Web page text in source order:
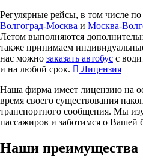
Регулярные рейсы, в том числе
Волгоград-Москва и Москва-
Летом выполняются
также принимаем
нас можно заказать автобус с
и на любой срок.
Лицензия
Наша фирма имеет лицензию на
время своего существования
транспортного сообщения. Мы
пассажиров и заботимся о Вашей
Наши преимущества